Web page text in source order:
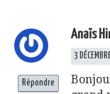
Anaïs
3
Répondre